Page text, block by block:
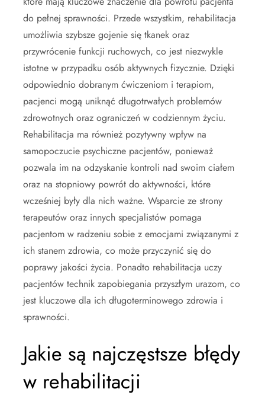
do pełnej sprawności. Przede wszystkim, rehabilitacja
umożliwia szybsze gojenie się tkanek oraz
przywrócenie funkcji ruchowych, co jest niezwykle
istotne w przypadku osób aktywnych fizycznie. Dzięki
odpowiednio dobranym ćwiczeniom i terapiom,
pacjenci mogą uniknąć długotrwałych problemów
zdrowotnych oraz ograniczeń w codziennym życiu.
Rehabilitacja ma również pozytywny wpływ na
samopoczucie psychiczne pacjentów, ponieważ
pozwala im na odzyskanie kontroli nad swoim ciałem
oraz na stopniowy powrót do aktywności, które
wcześniej były dla nich ważne. Wsparcie ze strony
terapeutów oraz innych specjalistów pomaga
pacjentom w radzeniu sobie z emocjami związanymi z
ich stanem zdrowia, co może przyczynić się do
poprawy jakości życia. Ponadto rehabilitacja uczy
pacjentów technik zapobiegania przyszłym urazom, co
jest kluczowe dla ich długoterminowego zdrowia i
sprawności.
Jakie są najczęstsze błędy
w rehabilitacji